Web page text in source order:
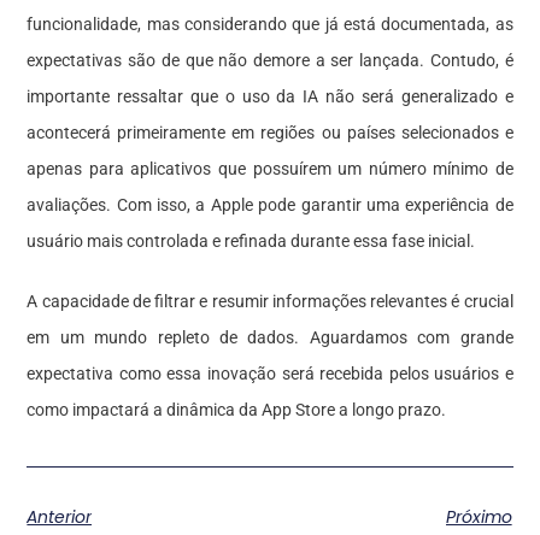
funcionalidade, mas considerando que já está documentada, as
expectativas são de que não demore a ser lançada. Contudo, é
importante ressaltar que o uso da IA não será generalizado e
acontecerá primeiramente em regiões ou países selecionados e
apenas para aplicativos que possuírem um número mínimo de
avaliações. Com isso, a Apple pode garantir uma experiência de
usuário mais controlada e refinada durante essa fase inicial.
A capacidade de filtrar e resumir informações relevantes é crucial
em um mundo repleto de dados. Aguardamos com grande
expectativa como essa inovação será recebida pelos usuários e
como impactará a dinâmica da App Store a longo prazo.
Anterior Próximo